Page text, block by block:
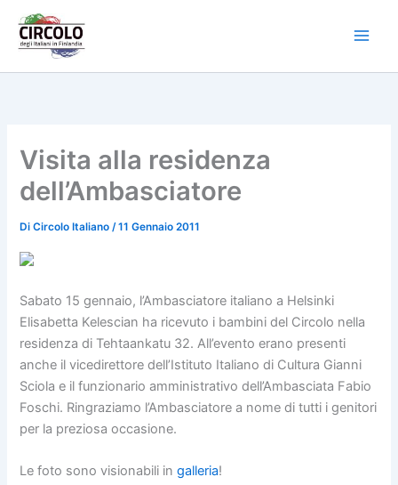
contenuto
Visita alla residenza
dell’Ambasciatore
DiCircolo Italiano /11 Gennaio 2011
Sabato 15 gennaio, l’Ambasciatore italiano a Helsinki
Elisabetta Kelescian ha ricevuto i bambini del Circolo nella
residenza di Tehtaankatu 32. All’evento erano presenti
anche il vicedirettore dell’Istituto Italiano di Cultura Gianni
Sciola e il funzionario amministrativo dell’Ambasciata Fabio
Foschi. Ringraziamo l’Ambasciatore a nome di tutti i genitori
per la preziosa occasione.
Le foto sono visionabili ingalleria!